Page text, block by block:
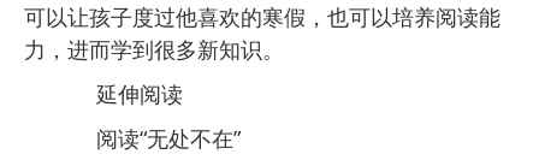
可以让孩子度过他喜欢的寒假，也可以培养阅读能
力，进而学到很多新知识。
延伸阅读
阅读“无处不在”